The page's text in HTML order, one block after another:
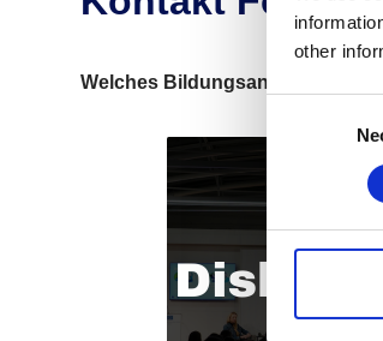
other
Selection
Welches Bildungsangebot